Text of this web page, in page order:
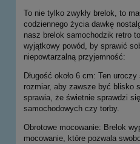
To nie tylko zwykły brelok, to
codziennego życia dawkę
nasz brelok samochodzik retro
wyjątkowy powód, by sprawić
niepowtarzalną przyjemność:
Długość około 6 cm: Ten
rozmiar, aby zawsze być blisko
sprawia, że świetnie sprawdzi
samochodowych czy torby.
Obrotowe mocowanie: Brelok
mocowanie, które pozwala